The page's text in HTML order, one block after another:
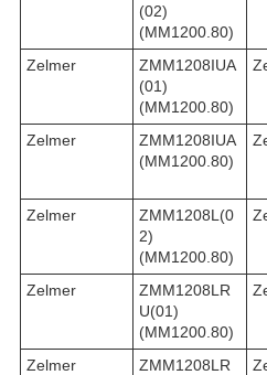
(02)
(MM1200.80)
Zelmer
ZMM1208IUA
(01)
(MM1200.80)
Zelmer
ZMM1208IUA
(MM1200.80)
Zelmer
ZMM1208L(0
2)
(MM1200.80)
Zelmer
ZMM1208LR
U(01)
(MM1200.80)
Zelmer
ZMM1208LR